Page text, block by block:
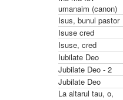
umanaim (canon)
Isus, bunul pastor
Isuse cred
Isuse, cred
Iubilate Deo
Jubilate Deo - 2
Jubilate Deo
La altarul tau, o,